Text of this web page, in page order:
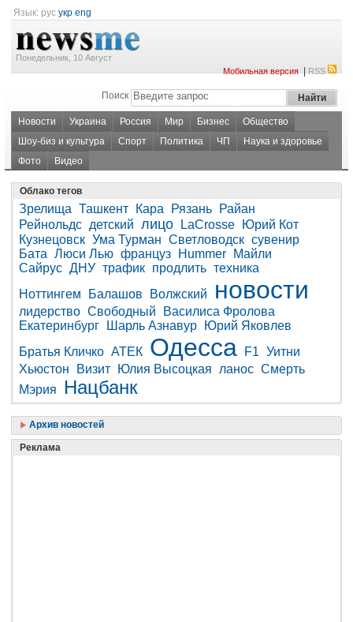
Язык: рус укр eng
Понедельник, 10 Август
Мобильная версия|RSS
Поиск
Новости Украина Россия Мир Бизнес
Общество
Шоу-биз и культура
Спорт Политика ЧП
Наука и здоровье
Фото
Видео
Облако тегов
Зрелища Ташкент Кара Рязань
Райан
Рейнольдс детский лицо LaCrosse
Юрий Кот
Кузнецовск Ума Турман Светловодск сувенир
Бата Люси Лью француз Hummer
Майли
Сайрус ДНУ трафик продлить техника
Ноттингем
Балашов Волжский новости
лидерство Свободный
Василиса Фролова
Екатеринбург
Шарль Азнавур
Юрий Яковлев
Братья Кличко АТЕК Одесса F1 Уитни
Хьюстон
Визит Юлия Высоцкая ланос Смерть
Мэрия
Нацбанк
Архив новостей
Реклама